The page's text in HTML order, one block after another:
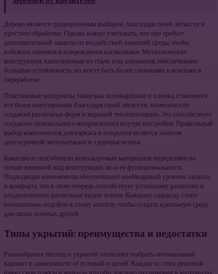
Дерево является традиционным выбором, благодаря своей лёгкости и
простоте обработки. Однако важно учитывать, что оно требует
дополнительной защиты от воздействий внешней среды, чтобы
избежать гниения и повреждения насекомыми. Металлические
конструкции, выполненные из стали или алюминия, обеспечивают
большую устойчивость, но могут быть более сложными в монтаже и
переработке.
Пластиковые материалы, такие как поликарбонат и пленка, становятся
все более популярными благодаря своей лёгкости, возможности
создания различных форм и хорошей теплоизоляции. Это способствует
созданию оптимального микроклимата внутри постройки. Правильный
выбор компонентов для каркаса и покрытия является залогом
долгосрочной эксплуатации и здоровья зелени.
Качество и способности используемых материалов определяют не
только внешний вид конструкции, но и её функциональность.
Подходящие компоненты обеспечивают необходимый уровень защиты
и комфорта, что в свою очередь способствует успешному развитию и
плодоношению различных видов зелени. Каждому садоводу стоит
внимательно подойти к этому аспекту, чтобы создать идеальную среду
для своих зеленых друзей.
Типы укрытий: преимущества и недостатки
Разнообразие теплиц и укрытий позволяет выбрать оптимальный
вариант в зависимости от условий и целей. Каждое из этих решений